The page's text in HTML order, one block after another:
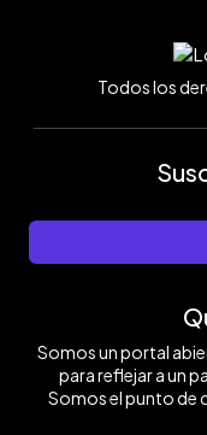
Todos los
Somos un portal
para reflejar a un
Somos el punto de